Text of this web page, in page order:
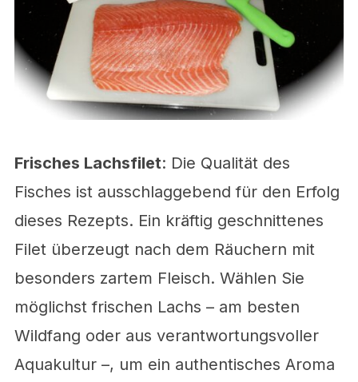
Frisches Lachsfilet: Die Qualität des
Fisches ist ausschlaggebend für den Erfolg
dieses Rezepts. Ein kräftig geschnittenes
Filet überzeugt nach dem Räuchern mit
besonders zartem Fleisch. Wählen Sie
möglichst frischen Lachs – am besten
Wildfang oder aus verantwortungsvoller
Aquakultur –, um ein authentisches Aroma